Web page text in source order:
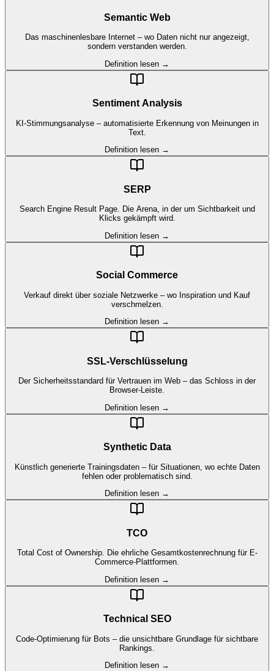
Semantic Web
Das maschinenlesbare Internet – wo Daten nicht nur angezeigt,
sondern verstanden werden.
Definition lesen →
Sentiment Analysis
KI-Stimmungsanalyse – automatisierte Erkennung von Meinungen in
Text.
Definition lesen →
SERP
Search Engine Result Page. Die Arena, in der um Sichtbarkeit und
Klicks gekämpft wird.
Definition lesen →
Social Commerce
Verkauf direkt über soziale Netzwerke – wo Inspiration und Kauf
verschmelzen.
Definition lesen →
SSL-Verschlüsselung
Der Sicherheitsstandard für Vertrauen im Web – das Schloss in der
Browser-Leiste.
Definition lesen →
Synthetic Data
Künstlich generierte Trainingsdaten – für Situationen, wo echte Daten
fehlen oder problematisch sind.
Definition lesen →
TCO
Total Cost of Ownership. Die ehrliche Gesamtkostenrechnung für E-
Commerce-Plattformen.
Definition lesen →
Technical SEO
Code-Optimierung für Bots – die unsichtbare Grundlage für sichtbare
Rankings.
Definition lesen →